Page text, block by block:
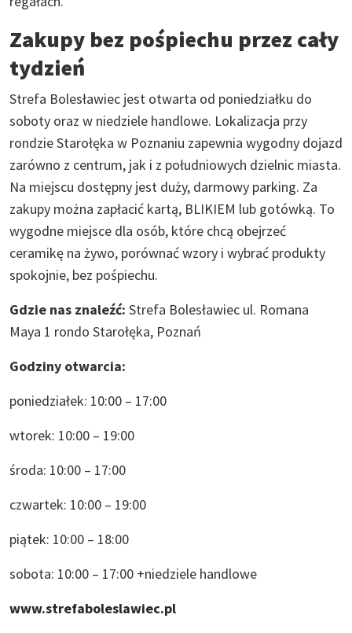
Zakupy bez pośpiechu przez cały
tydzień
Strefa Bolesławiec jest otwarta od poniedziałku do
soboty oraz w niedziele handlowe. Lokalizacja przy
rondzie Starołęka w Poznaniu zapewnia wygodny dojazd
zarówno z centrum, jak i z południowych dzielnic miasta.
Na miejscu dostępny jest duży, darmowy parking. Za
zakupy można zapłacić kartą, BLIKIEM lub gotówką. To
wygodne miejsce dla osób, które chcą obejrzeć
ceramikę na żywo, porównać wzory i wybrać produkty
spokojnie, bez pośpiechu.
Gdzie nas znaleźć: Strefa Bolesławiec ul. Romana
Maya 1 rondo Starołęka, Poznań
Godziny otwarcia:
poniedziałek: 10:00 – 17:00
wtorek: 10:00 – 19:00
środa: 10:00 – 17:00
czwartek: 10:00 – 19:00
piątek: 10:00 – 18:00
sobota: 10:00 – 17:00 +niedziele handlowe
www.strefaboleslawiec.pl